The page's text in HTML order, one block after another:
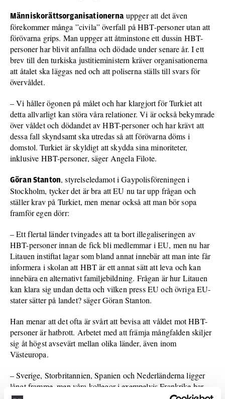
Människorättsorganisationerna uppger att det även
förekommer många ”civila” överfall på HBT-personer utan att
förövarna grips. Man uppger att åtminstone ett dussin HBT-
personer har blivit anfallna och dödade under senare år. I ett
brev till den turkiska justitieministern kräver organisationerna
att åtalet ska läggas ned och att poliserna ställs till svars för
övervåldet.
– Vi håller ögonen på målet och har klargjort för Turkiet att
detta allvarligt kan störa våra relationer. Vi är också bekymrade
över våldet och dödandet av HBT-personer och har krävt att
dessa fall skyndsamt ska utredas så att förövarna döms i
domstol. Turkiet är skyldigt att skydda sina minoriteter,
inklusive HBT-personer, säger Angela Filote.
Göran Stanton, styrelseledamot i Gaypolisföreningen i
Stockholm, tycker det är bra att EU nu tar upp frågan och
ställer krav på Turkiet, men menar också att man bör sopa
framför egen dörr:
– Ett flertal länder tvingades att ta bort illegaliseringen av
HBT-personer innan de fick bli medlemmar i EU, men nu har
Litauen instiftat lagar som bland annat innebär att man inte får
informera i skolan att HBT är ett annat sätt att leva och kan
innebära en alternativt familjebildning. Frågan är hur Litauen
kan klara sig undan detta och vilken press EU och övriga EU-
stater sätter på landet? säger Göran Stanton.
Han menar att det ofta är svårt att bevisa att våldet mot HBT-
personer är hatbrott. Arbetet med att främja mångfalden skiljer
sig åt högst avsevärt mellan olika länder, även inom
Västeuropa.
– Sverige, Storbritannien, Spanien och Nederländerna ligger
långt framme, men våra kollegor i exempelvis Frankrike har